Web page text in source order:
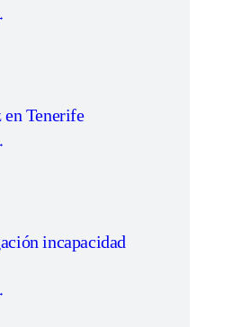
Tenerife
incapacidad